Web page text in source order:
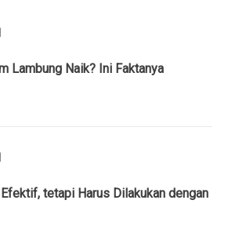
Lambung Naik? Ini Faktanya
tetapi Harus Dilakukan dengan